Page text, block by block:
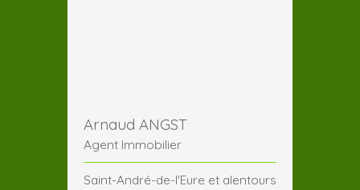
Arnaud ANGST
Agent Immobilier
Saint-André-de-l'Eure et alentours